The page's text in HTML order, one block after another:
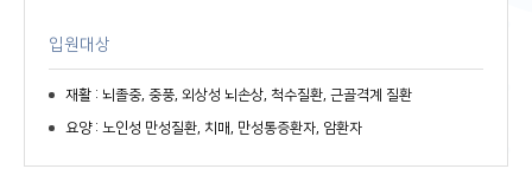
입원대상
재활 : 뇌졸중, 중풍, 외상성 뇌손상, 척수질환, 근골격계 질환
요양 : 노인성 만성질환, 치매, 만성통증환자, 암환자